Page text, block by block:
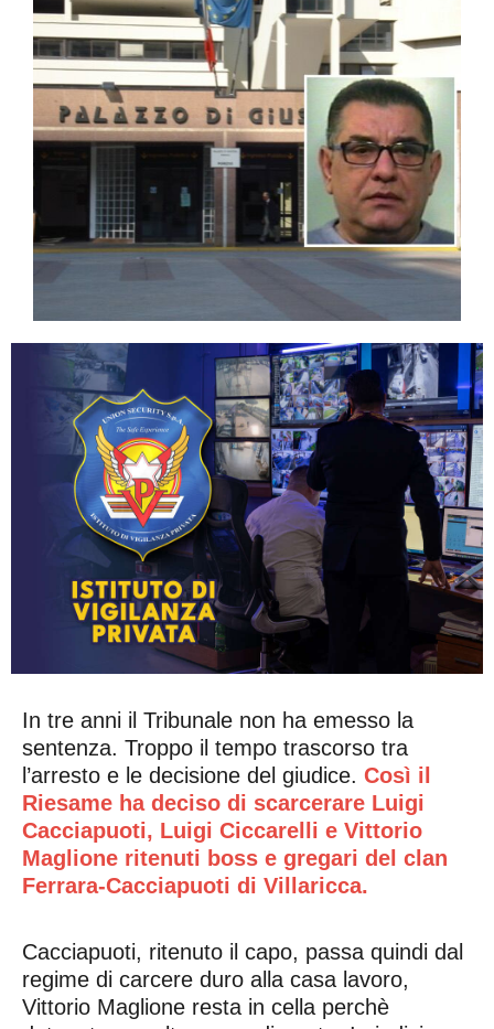
In tre anni il Tribunale non ha emesso la
sentenza. Troppo il tempo trascorso tra
l’arresto e le decisione del giudice. Così il
Riesame ha deciso di scarcerare Luigi
Cacciapuoti, Luigi Ciccarelli e Vittorio
Maglione ritenuti boss e gregari del clan
Ferrara-Cacciapuoti di Villaricca.
Cacciapuoti, ritenuto il capo, passa quindi dal
regime di carcere duro alla casa lavoro,
Vittorio Maglione resta in cella perchè